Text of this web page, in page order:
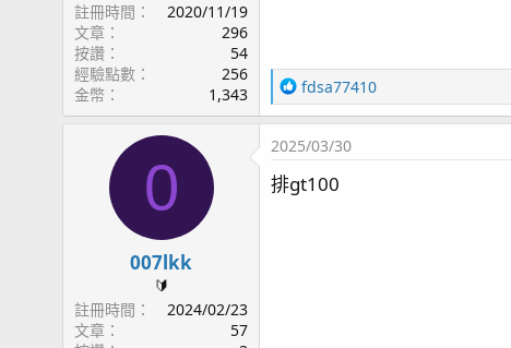
註冊時間
2020/11/19
文章
296
按讚
54
經驗點數
256
金幣
1,343
R
e
a
c
i
fdsa77410
0
007lkk
🔰
註冊時間
2024/02/23
文章
57
2025/03/30
排gt100